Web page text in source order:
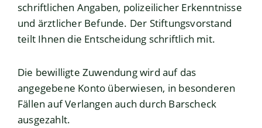
schriftlichen Angaben, polizeilicher Erkenntnisse
und ärztlicher Befunde. Der Stiftungsvorstand
teilt Ihnen die Entscheidung schriftlich mit.
Die bewilligte Zuwendung wird auf das
angegebene Konto überwiesen, in besonderen
Fällen auf Verlangen auch durch Barscheck
ausgezahlt.